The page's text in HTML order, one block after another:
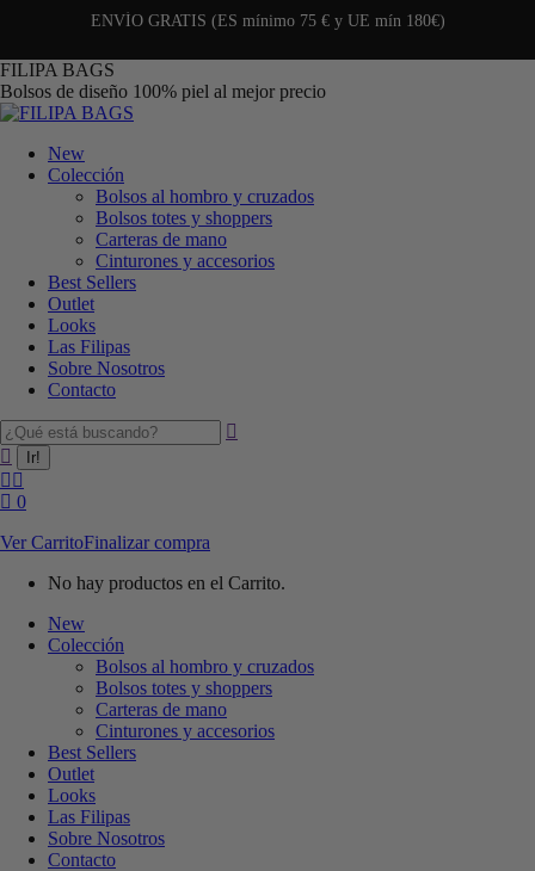
ENVÍO GRATIS (ES mínimo 75 € y UE mín 180€)
FILIPA BAGS
Bolsos de diseño 100% piel al mejor precio
New
Colección
Bolsos al hombro y cruzados
Bolsos totes y shoppers
Carteras de mano
Cinturones y accesorios
Best Sellers
Outlet
Looks
Las Filipas
Sobre Nosotros
Contacto
0
Ver CarritoFinalizar compra
No hay productos en el Carrito.
New
Colección
Bolsos al hombro y cruzados
Bolsos totes y shoppers
Carteras de mano
Cinturones y accesorios
Best Sellers
Outlet
Looks
Las Filipas
Sobre Nosotros
Contacto